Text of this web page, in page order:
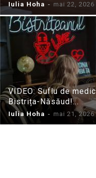
Iulia Hoha - mai 22, 2026
VIDEO: Suflu de
Bistrița-Năsăud!...
Iulia Hoha - mai 21, 2026